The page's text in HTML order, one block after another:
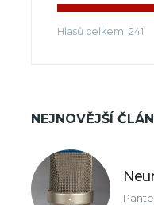
Hlasů celkem: 241
NEJNOVĚJŠÍ